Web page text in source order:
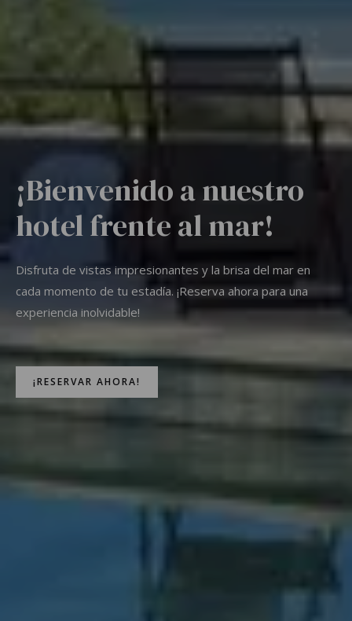
¡Bienvenido a nuestro
hotel frente al mar!
Disfruta de vistas impresionantes y la brisa del mar en
cada momento de tu estadía. ¡Reserva ahora para una
experiencia inolvidable!
¡RESERVAR AHORA!